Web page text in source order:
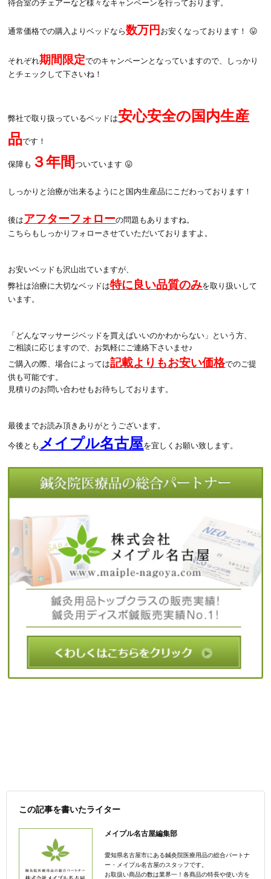
待合室のチェアーなど様々なキャンペーンを行っております。
通常価格での購入よりベッドなら数万円 お安くなっております！ 😛
それぞれ期間限定でのキャンペーンとなっていますので、しっかり
とチェックして下さいね！
弊社で取り扱っているベッドは安心安全の国内生産
品です！
保障も ３年間ついています 😛
しっかりと治療が出来るようにと国内生産品にこだわっております！
後はアフターフォローの問題もありますね。
こちらもしっかりフォローさせていただいておりますよ。
お安いベッドも沢山出ていますが、
弊社は治療に大切なベッドは特に良い品質のみを取り扱いして
います。
「どんなマッサージベッドを買えばいいのかわからない」という方、
ご相談に応じますので、お気軽にご連絡下さいませ♪
ご購入の際、場合によっては記載よりもお安い価格でのご提
供も可能です。
見積りのお問い合わせもお待ちしております。
最後までお読み頂きありがとうございます。
今後とも メイプル名古屋を宜しくお願い致します。
この記事を書いたライター
メイプル名古屋編集部
愛知県名古屋市にある鍼灸院医療用品の総合パートナ
ー・メイプル名古屋のスタッフです。
お取扱い商品の数は業界一！各商品の特長や使い方を